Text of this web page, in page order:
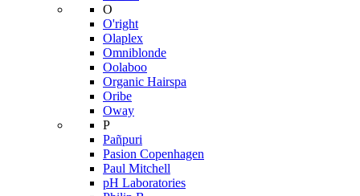
O
O'right
Olaplex
Omniblonde
Oolaboo
Organic Hairspa
Oribe
Oway
P
Pañpuri
Pasion Copenhagen
Paul Mitchell
pH Laboratories